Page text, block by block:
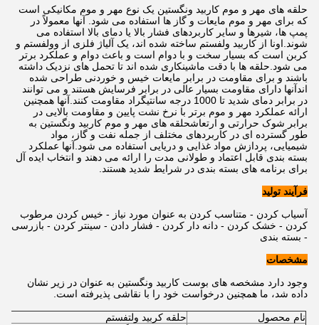
حلقه های مهر و موم کاربید ونگستین یک نوع مهر و موم مکانیکی است
که برای مهر و موم مایعات و گاز ها استفاده می شود. آنها معمولاً در
پمپ ها، شیرها و سایر کاربردهای فشار بالا یا دمای بالا استفاده می
شوند.اونا از کاربيد ولفستم ساخته شده اند، یک آلیاژ فلزی از وولفستم و
کربن است که بسیار سخت و با دوام است و باعث دوام و عملکرد برتر
می شود.حلقه ها با دقت ماشینکاری شده اند تا تحمل های نزدیک داشته
باشند و برای مقاومت در برابر مایعات خیس و خوردنی طراحی شده
اندآنها دارای مقاومت بسیار عالی در برابر فرسایش هستند و می توانند
در برابر دمای شدید تا 1000 درجه سانتیگراد مقاومت کنند.آنها همچنین
ارائه عملکرد مهر و موم برتر با نرخ نشت پایین و مقاومت بالایی در
برابر شوک حرارتی و ارتعاشحلقه های مهر و موم کاربید ونگستین به
طور گسترده ای در کاربردهای مختلف از جمله نفت و گاز، مواد
شیمیایی، پردازش مواد غذایی و دریایی استفاده می شود.آنها عملکرد
بسته بندی قابل اعتماد و طولانی مدت را ارائه می دهند و انتخاب ایده آل
برای برنامه های بسته بندی در شرایط شدید هستند.
فرآیند تولید
آسیاب کردن - متناسب کردن به عنوان مورد نیاز - خیس کردن مرطوب
کردن - خشک کردن - دانه دار کردن - فشار دادن - سینتر کردن - بازرسی
- بسته بندی
مشخصات
وجود دارد مشخصه های بوست کاربید ونگستین به عنوان در زیر نشان
داده شد، ما همچنین درخواست خود را با نقاشی پذیرفته است.
نام محصول
حلقه کربید ولتفستم